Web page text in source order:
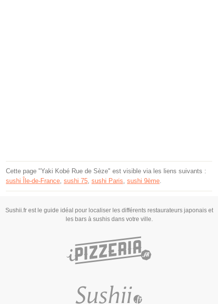
Cette page "Yaki Kobé Rue de Sèze" est visible via les liens suivants :
sushi Île-de-France sushi 75 sushi Paris sushi 9ème
Sushii.fr est le guide idéal pour localiser les différents restaurateurs japonais et
les bars à sushis dans votre ville.